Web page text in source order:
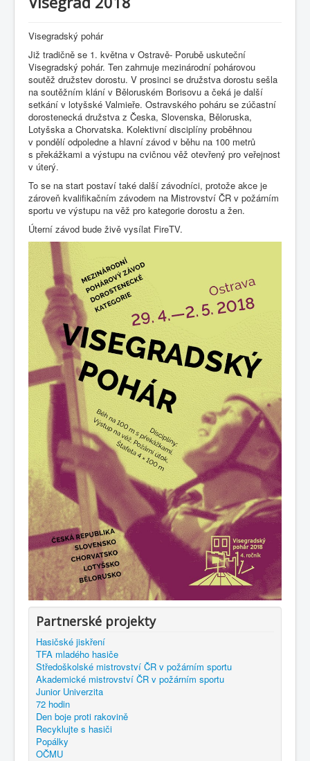
Visegradský pohár
Již tradičně se 1. května v Ostravě- Porubě uskuteční
Visegradský pohár. Ten zahrnuje mezinárodní pohárovou
soutěž družstev dorostu. V prosinci se družstva dorostu sešla
na soutěžním klání v Běloruském Borisovu a čeká je další
setkání v lotyšské Valmieře. Ostravského poháru se zúčastní
dorostenecká družstva z Česka, Slovenska, Běloruska,
Lotyšska a Chorvatska. Kolektivní disciplíny proběhnou
v pondělí odpoledne a hlavní závod v běhu na 100 metrů
s překážkami a výstupu na cvičnou věž otevřený pro veřejnost
v úterý.
To se na start postaví také další závodníci, protože akce je
zároveň kvalifikačním závodem na Mistrovství ČR v požárním
sportu ve výstupu na věž pro kategorie dorostu a žen.
Úterní závod bude živě vysílat FireTV.
Partnerské projekty
Hasičské jiskření
TFA mladého hasiče
Středoškolské mistrovství ČR v požárním sportu
Akademické mistrovství ČR v požárním sportu
Junior Univerzita
72 hodin
Den boje proti rakovině
Recyklujte s hasiči
Popálky
OČMU